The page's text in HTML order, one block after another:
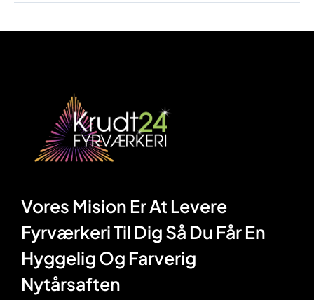
Vores Mision Er At Levere
Fyrværkeri Til Dig Så Du Får En
Hyggelig Og Farverig
Nytårsaften